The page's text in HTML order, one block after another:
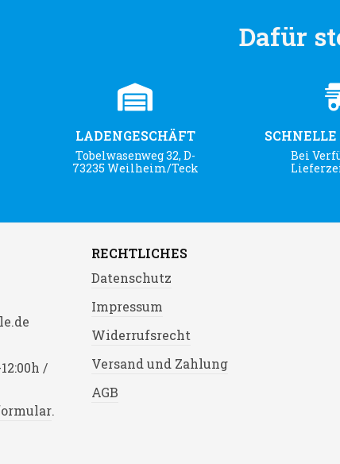
Dafür
LADENGESCHÄFT
Tobelwasenweg 32, D-
73235 Weilheim/Teck
Bei
/
.
RECHTLICHES
Datenschutz
Impressum
Widerrufsrecht
Versand und Zahlung
AGB